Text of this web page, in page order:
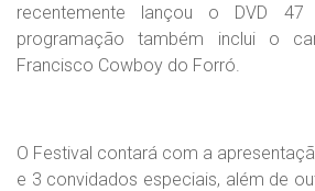
recentemente lançou o DVD
programação também inclui o
Francisco Cowboy do Forró.
O Festival contará com a
e 3 convidados especiais, além de